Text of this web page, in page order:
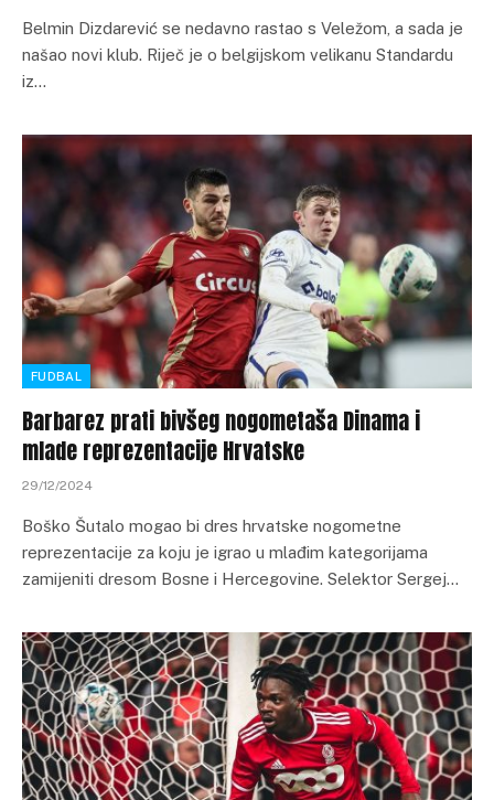
Belmin Dizdarević se nedavno rastao s Veležom, a sada je
našao novi klub. Riječ je o belgijskom velikanu Standardu
iz…
FUDBAL
Barbarez prati bivšeg nogometaša Dinama i
mlade reprezentacije Hrvatske
29/12/2024
Boško Šutalo mogao bi dres hrvatske nogometne
reprezentacije za koju je igrao u mlađim kategorijama
zamijeniti dresom Bosne i Hercegovine. Selektor Sergej…